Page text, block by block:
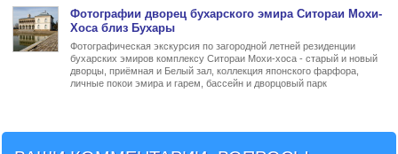
Фотографии дворец бухарского эмира Ситораи Мохи-
Хоса близ Бухары
Фотографическая экскурсия по загородной летней резиденции
бухарских эмиров комплексу Ситораи Мохи-хоса - старый и новый
дворцы, приёмная и Белый зал, коллекция японского фарфора,
личные покои эмира и гарем, бассейн и дворцовый парк